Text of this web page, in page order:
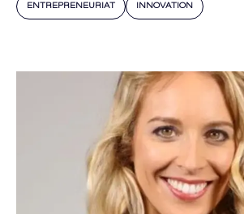
ENTREPRENEURIAT INNOVATION